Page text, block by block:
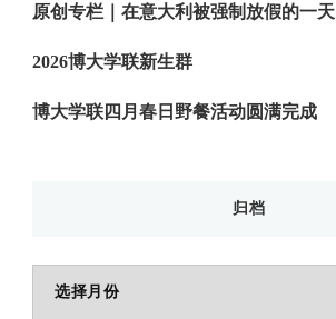
原创专栏｜在意大利被强制放假的一天
2026博大学联新生群
博大学联四月春日野餐活动圆满完成
归档